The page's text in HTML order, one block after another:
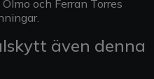
och Ferran Torres
även denna